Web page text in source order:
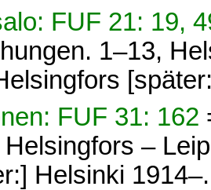
FUF 21: 19,
1–13,
FUF 31: 162
Helsingfors –
Helsinki 1914–.